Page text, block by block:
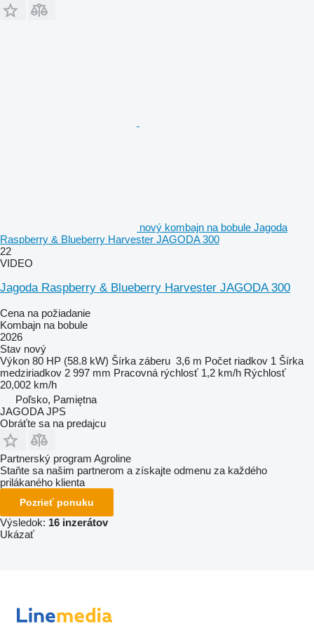
nový kombajn na bobule Jagoda
Raspberry & Blueberry Harvester JAGODA 300
22
VIDEO
Jagoda Raspberry & Blueberry Harvester JAGODA 300
Cena na požiadanie
Kombajn na bobule
2026
Stav nový
Výkon 80 HP (58.8 kW) Šírka záberu 3,6 m Počet riadkov 1 Šírka
medziriadkov 2 997 mm Pracovná rýchlosť 1,2 km/h Rýchlosť
20,002 km/h
Poľsko, Pamiętna
JAGODA JPS
Obráťte sa na predajcu
Partnerský program Agroline
Staňte sa našim partnerom a získajte odmenu za každého
prilákaného klienta
Pozrieť ponuku
Výsledok: 16 inzerátov
Ukázať